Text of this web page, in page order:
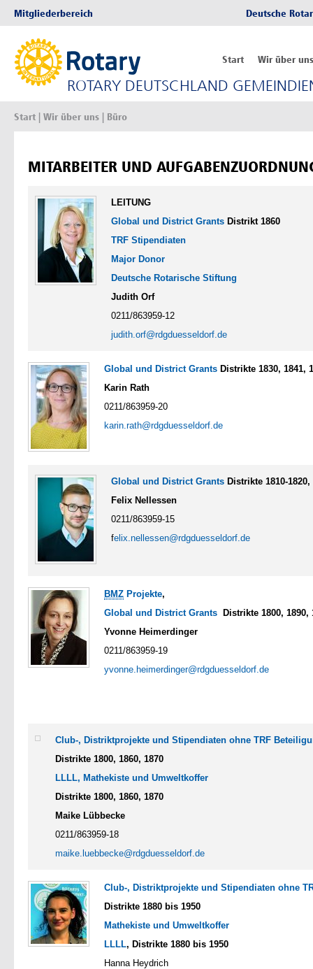
Mitgliederbereich Deutsche
ROTARY DEUTSCHLAND
Start Wir über uns
Start Wir über uns | Büro
MITARBEITER UND
LEITUNG
Global und District Grants Distrikt 1860
TRF Stipendiaten
Major Donor
Deutsche Rotarische Stiftung
Judith Orf
0211/863959-12
judith.orf@rdgduesseldorf.de
Global und District Grants Distrikte 1830, 1841,
Karin Rath
0211/863959-20
karin.rath@rdgduesseldorf.de
Global und District Grants Distrikte 1810-1820,
Felix Nellessen
0211/863959-15
felix.nellessen@rdgduesseldorf.de
BMZ Projekte,
Global und District Grants Distrikte 1800, 1890,
Yvonne Heimerdinger
0211/863959-19
yvonne.heimerdinger@rdgduesseldorf.de
Club-, Distriktprojekte und Stipendiaten ohne TRF
Distrikte 1800, 1860, 1870
LLLL, Mathekiste und Umweltkoffer
Distrikte 1800, 1860, 1870
Maike Lübbecke
0211/863959-18
maike.luebbecke@rdgduesseldorf.de
Club-, Distriktprojekte und Stipendiaten ohne
Distrikte 1880 bis 1950
Mathekiste und Umweltkoffer
LLLL, Distrikte 1880 bis 1950
Hanna Heydrich